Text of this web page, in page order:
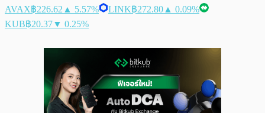
AVAX฿226.62 ▲ 5.57% LINK฿272.80 ▲ 0.09%
KUB฿20.37▼ 0.25%